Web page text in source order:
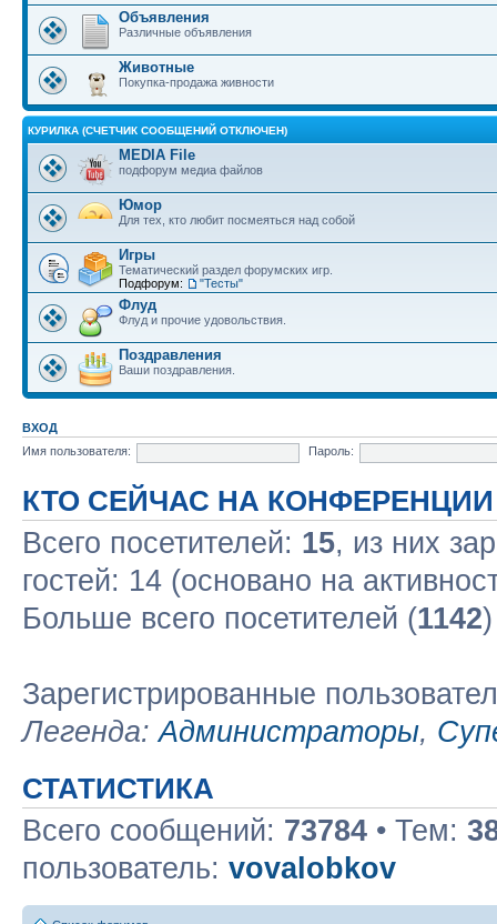
Объявления
Различные объявления
Животные
Покупка-продажа живности
КУРИЛКА (СЧЕТЧИК СООБЩЕНИЙ ОТКЛЮЧЕН)
MEDIA File
подфорум медиа файлов
Юмор
Для тех, кто любит посмеяться над собой
Игры
Тематический раздел форумских игр.
Подфорум:
"Тесты"
Флуд
Флуд и прочие удовольствия.
Поздравления
Ваши поздравления.
ВХОД
Имя пользователя:
Пароль:
КТО СЕЙЧАС НА КОНФЕРЕНЦИИ
Всего посетителей: 15, из них
гостей: 14 (основано на
Больше всего посетителей (1142
Зарегистрированные
Легенда:Администраторы,
СТАТИСТИКА
Всего сообщений: 73784 • Тем:
пользователь: vovalobkov